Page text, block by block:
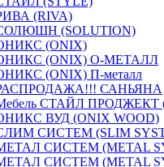
(RIVA)
(SOLUTION)
(ONIX)
(ONIX) O-МЕТАЛЛ
(ONIX) П-металл
САНЬЯНА
СТАЙЛ ПРОДЖЕКТ
ВУД (ONIX WOOD)
СИСТЕМ (SLIM
СИСТЕМ (METAL
СИСТЕМ (METAL